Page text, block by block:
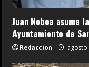
Juan Noboa asume
Ayuntamiento de
Redaccion agosto